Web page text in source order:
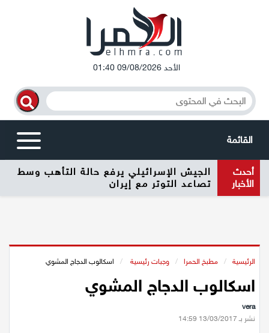
الأحد 09/08/2026 01:40
القائمة
أخبار محلية
دير حنا
أحدث
الأخبار
الجيش الإسرائيلي يرفع حالة التأهب وسط
تصاعد التوتر مع إيران
الرئيسية / مطبخ الحمرا / وجبات رئيسية / اسكالوب الدجاج المشوي
اسكالوب الدجاج المشوي
vera
نشر بـ 13/03/2017 14:59